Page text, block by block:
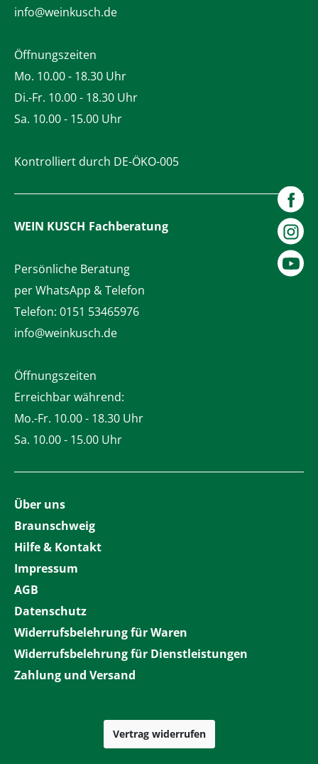
info@weinkusch.de
Öffnungszeiten
Mo. 10.00 - 18.30 Uhr
Di.-Fr. 10.00 - 18.30 Uhr
Sa. 10.00 - 15.00 Uhr
Kontrolliert durch DE-ÖKO-005
WEIN KUSCH Fachberatung
Persönliche Beratung
per WhatsApp & Telefon
Telefon: 0151 53465976
info@weinkusch.de
Öffnungszeiten
Erreichbar während:
Mo.-Fr. 10.00 - 18.30 Uhr
Sa. 10.00 - 15.00 Uhr
Über uns
Braunschweig
Hilfe & Kontakt
Impressum
AGB
Datenschutz
Widerrufsbelehrung für Waren
Widerrufsbelehrung für Dienstleistungen
Zahlung und Versand
Vertrag widerrufen